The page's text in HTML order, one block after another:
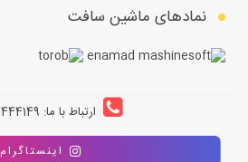
نمادهای ماشین سافت
ارتباط با ما: 34444149 - 041
اینستاگرام